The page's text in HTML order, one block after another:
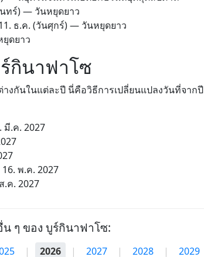
ทร์) — วันหยุดยาว
ธ.ค. (วันศุกร์) — วันหยุดยาว
ดยาว
กินาฟาโซ
งกันในแต่ละปี นี่คือวิธีการเปลี่ยนแปลงวันที่จากปี
มี.ค. 2027
16. พ.ค. 2027
.ค. 2027
ๆ ของ บูร์กินาฟาโซ:
| 2026 | 2027 | 2028 | 2029